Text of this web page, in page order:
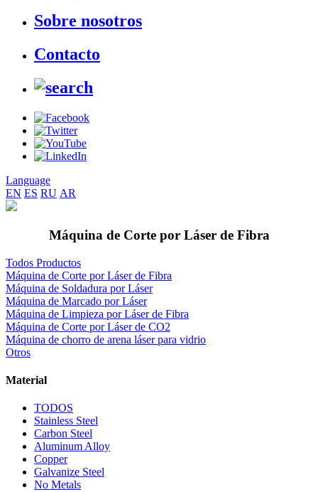
Sobre nosotros
Contacto
Language
EN ES RU AR
Máquina de Corte por Láser de Fibra
Todos Productos
Máquina de Corte por Láser de Fibra
Máquina de Soldadura por Láser
Máquina de Marcado por Láser
Máquina de Limpieza por Láser de Fibra
Máquina de Corte por Láser de CO2
Máquina de chorro de arena láser para vidrio
Otros
Material
TODOS
Stainless Steel
Carbon Steel
Aluminum Alloy
Copper
Galvanize Steel
No Metals